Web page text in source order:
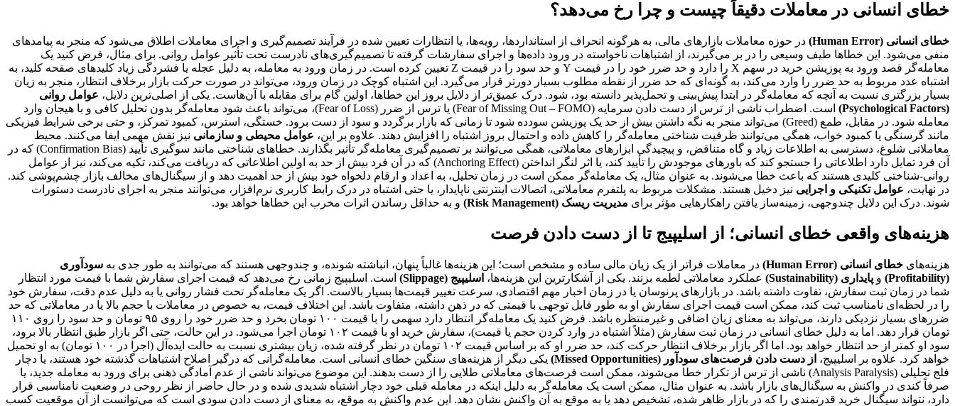
خطای انسانی در معاملات دقیقاً چیست و چرا رخ می‌دهد؟
خطای انسانی (Human Error)
در حوزه معاملات بازارهای مالی، به هرگونه انحراف از استانداردها، رویه‌ها، یا انتظارات تعیین شده در فرآیند تصمیم‌گیری و اجرای معاملات اطلاق می‌شود که منجر به پیامدهای
منفی می‌شود. این خطاها طیف وسیعی را در بر می‌گیرند، از اشتباهات ناخواسته در ورود داده‌ها و اجرای سفارشات گرفته تا تصمیم‌گیری‌های نادرست تحت تأثیر عوامل روانی. برای مثال، فرض کنید یک
معامله‌گر قصد ورود به پوزیشن خرید در سهم X را دارد و حد ضرر خود را در قیمت Y و حد سود را در قیمت Z تعیین کرده است. در زمان ورود به معامله، به دلیل عجله یا فشردگی زیاد کلیدهای صفحه کلید، به
اشتباه عدد مربوط به حد ضرر را وارد می‌کند، به گونه‌ای که حد ضرر از نقطه مطلوب بسیار دورتر قرار می‌گیرد. این اشتباه کوچک در زمان ورود، می‌تواند در صورت حرکت بازار برخلاف انتظار، منجر به زیان
بسیار بزرگتری نسبت به آنچه که معامله‌گر در ابتدا پیش‌بینی و تحمل‌پذیر دانسته بود، شود. درک عمیق‌تر از دلایل بروز این خطاها، اولین گام برای مقابله با آن‌هاست. یکی از اصلی‌ترین دلایل، عوامل روانی
(Psychological Factors)
است. اضطراب ناشی از ترس از دست دادن سرمایه (Fear of Missing Out – FOMO) یا ترس از ضرر (Fear of Loss)، می‌تواند باعث شود معامله‌گر بدون تحلیل کافی و با هیجان وارد
معامله شود. در مقابل، طمع (Greed) می‌تواند منجر به نگه داشتن بیش از حد یک پوزیشن سودده شود تا زمانی که بازار برگردد و سود از دست برود. خستگی، استرس، کمبود تمرکز، و حتی برخی شرایط فیزیکی
مانند گرسنگی یا کمبود خواب، همگی می‌توانند ظرفیت شناختی معامله‌گر را کاهش داده و احتمال بروز اشتباه را افزایش دهند. علاوه بر این، عوامل محیطی و سازمانی نیز نقش مهمی ایفا می‌کنند. محیط
معاملاتی شلوغ، دسترسی به اطلاعات زیاد و گاه متناقض، و پیچیدگی ابزارهای معاملاتی، همگی می‌توانند بر تصمیم‌گیری معامله‌گر تأثیر بگذارند. خطاهای شناختی مانند سوگیری تأیید (Confirmation Bias) که در
آن فرد تمایل دارد اطلاعاتی را جستجو کند که باورهای موجودش را تأیید کند، یا اثر لنگر انداختن (Anchoring Effect) که در آن فرد بیش از حد به اولین اطلاعاتی که دریافت می‌کند، تکیه می‌کند، نیز از عوامل
روانی-شناختی کلیدی هستند که باعث خطا می‌شوند. به عنوان مثال، یک معامله‌گر ممکن است در زمان تحلیل، به اعداد و ارقام دلخواه خود بیش از حد اهمیت دهد و از سیگنال‌های مخالف بازار چشم‌پوشی کند.
در نهایت، عوامل تکنیکی و اجرایی نیز دخیل هستند. مشکلات مربوط به پلتفرم معاملاتی، اتصالات اینترنتی ناپایدار، یا حتی اشتباه در درک رابط کاربری نرم‌افزار، می‌توانند منجر به اجرای نادرست دستورات
شوند. درک این دلایل چندوجهی، زمینه‌ساز یافتن راهکارهایی مؤثر برای مدیریت ریسک (Risk Management) و به حداقل رساندن اثرات مخرب این خطاها خواهد بود.
هزینه‌های واقعی خطای انسانی؛ از اسلیپیج تا از دست دادن فرصت
هزینه‌های خطای انسانی (Human Error) در معاملات فراتر از یک زیان مالی ساده و مشخص است؛ این هزینه‌ها غالباً پنهان، انباشته شونده، و چندوجهی هستند که می‌توانند به طور جدی به سودآوری
(Profitability)
و پایداری (Sustainability) عملکرد معاملاتی لطمه بزنند. یکی از آشکارترین این هزینه‌ها، اسلیپیج (Slippage)
است. اسلیپیج زمانی رخ می‌دهد که قیمت اجرای سفارش شما با قیمت مورد انتظار
شما در زمان ثبت سفارش، تفاوت داشته باشد. در بازارهای پرنوسان یا در زمان اخبار مهم اقتصادی، سرعت تغییر قیمت‌ها بسیار بالاست. اگر یک معامله‌گر تحت فشار روانی یا به دلیل عدم دقت، سفارش خود
را در لحظه‌ای نامناسب ثبت کند، ممکن است قیمت اجرای سفارش او به طور قابل توجهی با قیمتی که در ذهن داشته، متفاوت باشد. این اختلاف قیمت، به خصوص در معاملات با حجم بالا یا در معاملاتی که حد
ضررهای بسیار نزدیکی دارند، می‌تواند به معنای زیان اضافی و غیرمنتظره باشد. فرض کنید یک معامله‌گر انتظار دارد سهمی را با قیمت ۱۰۰ تومان بخرد و حد ضرر خود را روی ۹۵ تومان و حد سود را روی ۱۱۰
تومان قرار دهد. اما به دلیل خطای انسانی در زمان ثبت سفارش (مثلاً اشتباه در وارد کردن حجم یا قیمت)، سفارش خرید او با قیمت ۱۰۲ تومان اجرا می‌شود. در این حالت، حتی اگر بازار طبق انتظار بالا برود،
سود او کمتر از حد انتظار خواهد بود. اما اگر بازار برخلاف انتظار حرکت کند، حد ضرر او که بر اساس قیمت ۱۰۲ تومان در نظر گرفته شده، زیان بیشتری نسبت به حالت ایده‌آل (اجرا در ۱۰۰ تومان) به او تحمیل
خواهد کرد. علاوه بر اسلیپیج، از دست دادن فرصت‌های سودآور (Missed Opportunities)
یکی دیگر از هزینه‌های سنگین خطای انسانی است. معامله‌گرانی که درگیر اصلاح اشتباهات گذشته خود هستند، یا دچار
فلج تحلیلی (Analysis Paralysis) ناشی از ترس از تکرار خطا می‌شوند، ممکن است فرصت‌های معاملاتی طلایی را از دست بدهند. این موضوع می‌تواند ناشی از عدم آمادگی ذهنی برای ورود به معامله جدید، یا
صرفاً کندی در واکنش به سیگنال‌های بازار باشد. به عنوان مثال، ممکن است یک معامله‌گر به دلیل اینکه در معامله قبلی خود دچار اشتباه شدیدی شده و در حال حاضر از نظر روحی در وضعیت نامناسبی قرار
دارد، نتواند سیگنال خرید قدرتمندی را که در بازار ظاهر شده، تشخیص دهد یا به موقع به آن واکنش نشان دهد. این عدم واکنش به موقع، به معنای از دست دادن سودی است که می‌توانست از آن موقعیت کسب